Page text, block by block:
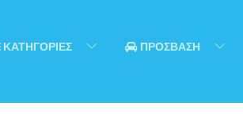
ΚΑΤΗΓΟΡΙΕΣ ΠΡΟΣΒΑΣΗ